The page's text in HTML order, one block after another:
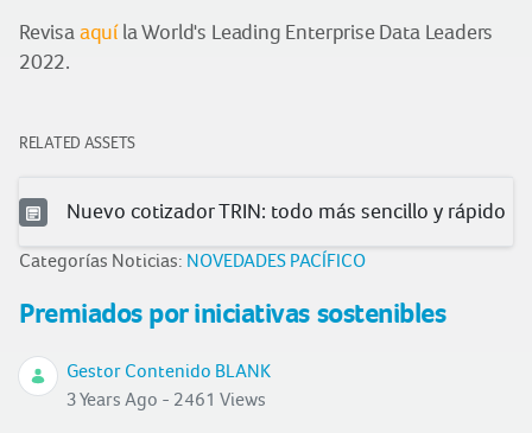
Revisa aquí la World's Leading Enterprise Data Leaders
2022.
RELATED ASSETS
Nuevo cotizador TRIN: todo más sencillo y rápido
Categorías Noticias: NOVEDADES PACÍFICO
Premiados por iniciativas sostenibles
Gestor Contenido BLANK
3 Years Ago - 2461 Views